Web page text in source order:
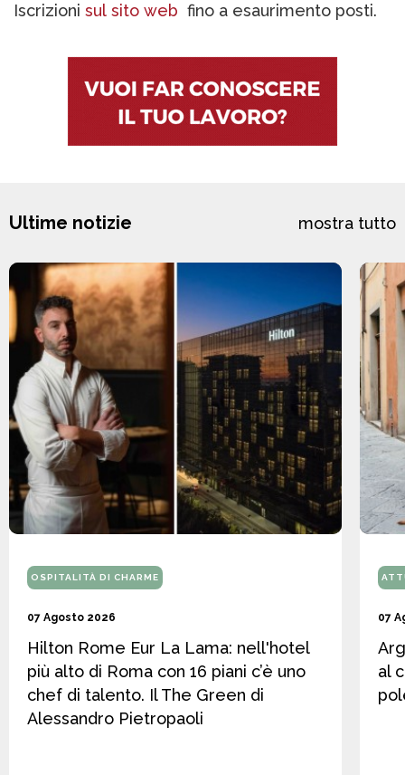
Iscrizioni sul sito web fino a esaurimento posti.
Ultime notizie mostra tutto
OSPITALITÀ DI CHARME
07 Agosto 2026
Hilton Rome Eur La Lama: nell'hotel
più alto di Roma con 16 piani c’è uno
chef di talento. Il The Green di
Alessandro Pietropaoli
07
al